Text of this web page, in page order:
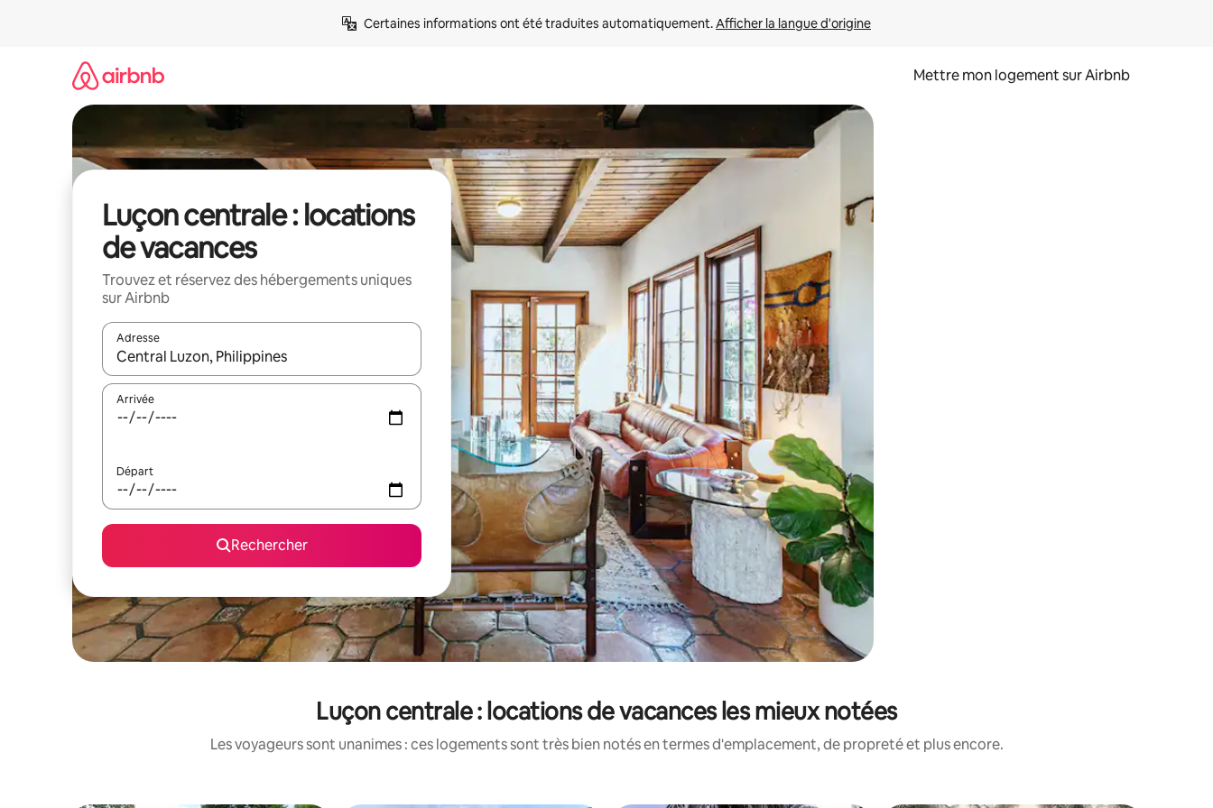
Certaines informations ont été traduites automatiquement. Afficher la langue d'origine
Mettre mon logement sur Airbnb
Luçon centrale : locations
de vacances
Trouvez et réservez des hébergements uniques
sur Airbnb
Adresse
Lorsque les résultats s'affichent, utilisez les flèches vers le haut et vers le bas pour les parcourir ou en appuyant et en faisant glisser.
Arrivée
Départ
Rechercher
Luçon centrale : locations de vacances les mieux notées
Les voyageurs sont unanimes : ces logements sont très bien notés en termes d'emplacement, de propreté et plus encore.